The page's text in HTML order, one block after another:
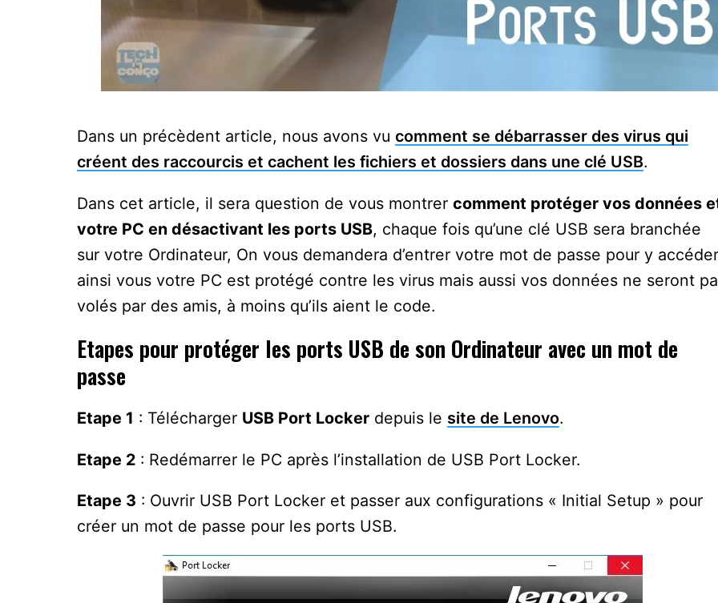
Dans un précèdent article, nous avons vu comment se débarrasser des virus qui
créent des raccourcis et cachent les fichiers et dossiers dans une clé USB.
Dans cet article, il sera question de vous montrer comment protéger vos données
votre PC en désactivant les ports USB, chaque fois qu’une clé USB sera branchée
sur votre Ordinateur, On vous demandera d’entrer votre mot de passe pour y accéder
ainsi vous votre PC est protégé contre les virus mais aussi vos données ne seront
volés par des amis, à moins qu’ils aient le code.
Etapes pour protéger les ports USB de son Ordinateur avec un mot de
passe
Etape 1 : Télécharger USB Port Locker depuis le site de Lenovo.
Etape 2 : Redémarrer le PC après l’installation de USB Port Locker.
Etape 3 : Ouvrir USB Port Locker et passer aux configurations « Initial Setup » pour
créer un mot de passe pour les ports USB.